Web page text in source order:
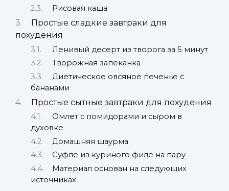
Рисовая каша
Простые сладкие завтраки для
похудения
Ленивый десерт из творога за 5 минут
Творожная запеканка
Диетическое овсяное печенье с
бананами
Простые сытные завтраки для похудения
Омлет с помидорами и сыром в
духовке
Домашняя шаурма
Суфле из куриного филе на пару
Материал основан на следующих
источниках